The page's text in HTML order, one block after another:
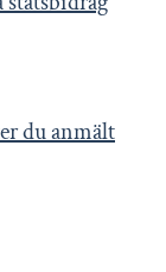
du anmält